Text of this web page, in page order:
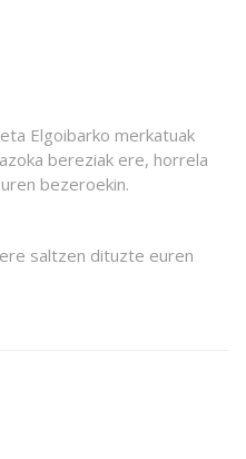
Elgoibarko merkatuak
bereziak ere, horrela
bezeroekin.
saltzen dituzte euren